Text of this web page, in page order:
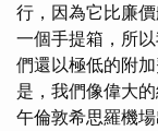
行，因為它比廉
一個手提箱，所
們還以極低的附
是，我們像偉大
午倫敦希思羅機